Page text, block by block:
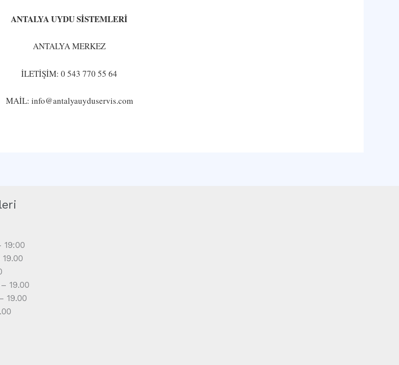
ANTALYA UYDU SİSTEMLERİ
ANTALYA MERKEZ
İLETİŞİM: 0 543 770 55 64
MAİL: info@antalyauyduservis.com
19:00
19.00
19.00